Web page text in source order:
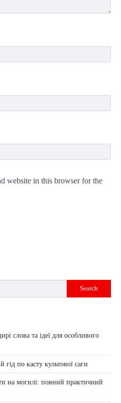
website in this browser for the
Search
слова та ідеї для особливого
по касту культової саги
на могилі: повний практичний